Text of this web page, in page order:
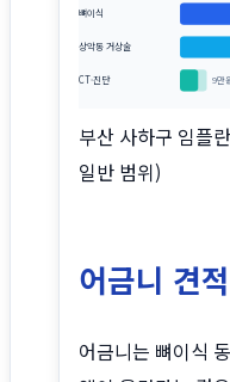
뼈이식
상악동 거상술
CT·진단 9만
부산 사하구 임플
일반 범위)
어금니 견
어금니는 뼈이식